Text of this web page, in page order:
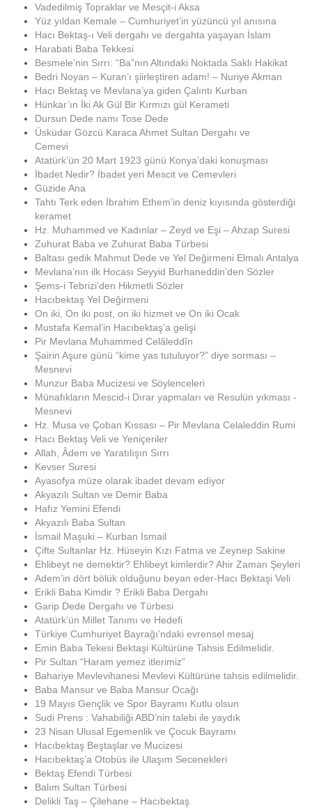
Vadedilmiş Topraklar ve Mesçit-i Aksa
Yüz yıldan Kemale – Cumhuriyet’in yüzüncü yıl anısına
Hacı Bektaş-ı Veli dergahı ve dergahta yaşayan İslam
Harabati Baba Tekkesi
Besmele’nin Sırrı: “Ba”nın Altındaki Noktada Saklı Hakikat
Bedri Noyan – Kuran’ı şiirleştiren adam! – Nuriye Akman
Hacı Bektaş ve Mevlana’ya giden Çalıntı Kurban
Hünkar’ın İki Ak Gül Bir Kırmızı gül Kerameti
Dursun Dede namı Tose Dede
Üsküdar Gözcü Karaca Ahmet Sultan Dergahı ve
Cemevi
Atatürk’ün 20 Mart 1923 günü Konya’daki konuşması
İbadet Nedir? İbadet yeri Mescit ve Cemevleri
Güzide Ana
Tahtı Terk eden İbrahim Ethem’in deniz kıyısında gösterdiği
keramet
Hz. Muhammed ve Kadınlar – Zeyd ve Eşi – Ahzap Suresi
Zuhurat Baba ve Zuhurat Baba Türbesi
Baltası gedik Mahmut Dede ve Yel Değirmeni Elmalı Antalya
Mevlana’nın ilk Hocası Seyyid Burhaneddin’den Sözler
Şems-i Tebrizi’den Hikmetli Sözler
Hacıbektaş Yel Değirmeni
On iki, On iki post, on iki hizmet ve On iki Ocak
Mustafa Kemal’in Hacıbektaş’a gelişi
Pir Mevlana Muhammed Celâleddîn
Şairin Aşure günü “kime yas tutuluyor?” diye sorması –
Mesnevi
Munzur Baba Mucizesi ve Söylenceleri
Münafıkların Mescid-i Dırar yapmaları ve Resulün yıkması -
Mesnevi
Hz. Musa ve Çoban Kıssası – Pir Mevlana Celaleddin Rumi
Hacı Bektaş Veli ve Yeniçeriler
Allah, Âdem ve Yaratılışın Sırrı
Kevser Suresi
Ayasofya müze olarak ibadet devam ediyor
Akyazılı Sultan ve Demir Baba
Hafız Yemini Efendi
Akyazılı Baba Sultan
İsmail Maşuki – Kurban İsmail
Çifte Sultanlar Hz. Hüseyin Kızı Fatma ve Zeynep Sakine
Ehlibeyt ne demektir? Ehlibeyt kimlerdir? Ahir Zaman Şeyleri
Adem’in dört bölük olduğunu beyan eder-Hacı Bektaşi Veli
Erikli Baba Kimdir ? Erikli Baba Dergahı
Garip Dede Dergahı ve Türbesi
Atatürk’ün Millet Tanımı ve Hedefi
Türkiye Cumhuriyet Bayrağı’ndaki evrensel mesaj
Emin Baba Tekesi Bektaşi Kültürüne Tahsis Edilmelidir.
Pir Sultan “Haram yemez itlerimiz”
Bahariye Mevlevihanesi Mevlevi Kültürüne tahsis edilmelidir.
Baba Mansur ve Baba Mansur Ocağı
19 Mayıs Gençlik ve Spor Bayramı Kutlu olsun
Sudi Prens : Vahabiliği ABD’nin talebi ile yaydık
23 Nisan Ulusal Egemenlik ve Çocuk Bayramı
Hacıbektaş Beştaşlar ve Mucizesi
Hacıbektaş’a Otobüs ile Ulaşım Secenekleri
Bektaş Efendi Türbesi
Balım Sultan Türbesi
Delikli Taş – Çilehane – Hacıbektaş